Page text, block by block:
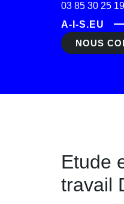
03 85 30 25 19
A-I-S.EU
NOUS
Etude
travail